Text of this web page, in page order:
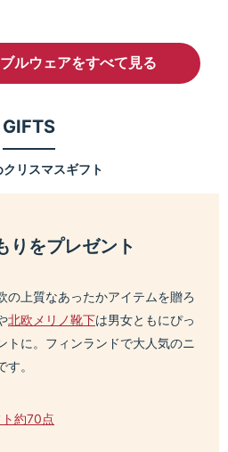
ルウェアをすべて見る
GIFTS
クリスマスギフト
りをプレゼント
の上質なあったかアイテムを贈ろ
北欧メリノ靴下は男女ともにぴっ
トに。フィンランドで大人気のニ
。